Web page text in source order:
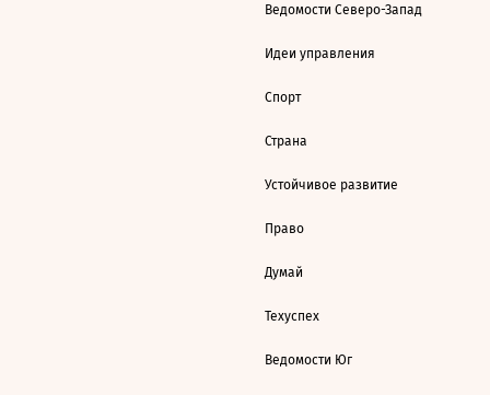
Ведомости Северо-Запад
Идеи управления
Спорт
Страна
Устойчивое развитие
Право
Думай
Техуспех
Ведомости Юг